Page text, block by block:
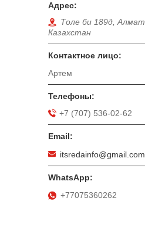
Толе би 189д,
Казахстан
Артем
+7 (707) 536-02-62
itsredainfo@gmail.com
+77075360262